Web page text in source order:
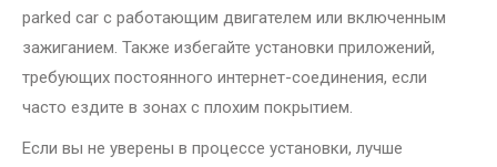
parked car с работающим двигателем или включенным
зажиганием. Также избегайте установки приложений,
требующих постоянного интернет-соединения, если
часто ездите в зонах с плохим покрытием.
Если вы не уверены в процессе установки, лучше